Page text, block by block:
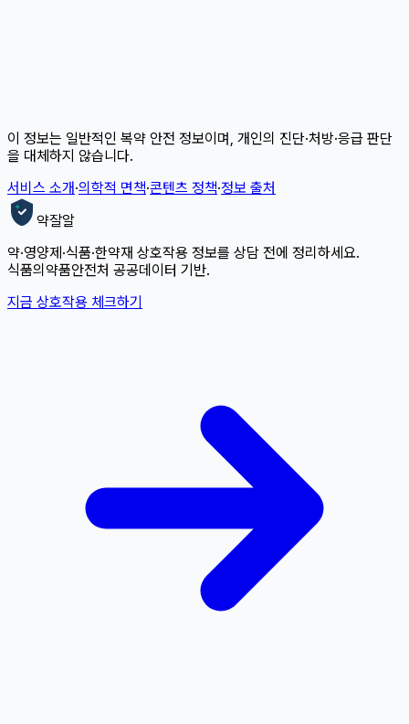
이 정보는 일반적인 복약 안전 정보이며, 개인의 진단·처방·응급 판단
을 대체하지 않습니다.
서비스 소개·의학적 면책·콘텐츠 정책·정보 출처
약잘알
약·영양제·식품·한약재 상호작용 정보를 상담 전에 정리하세요.
식품의약품안전처 공공데이터 기반.
지금 상호작용 체크하기